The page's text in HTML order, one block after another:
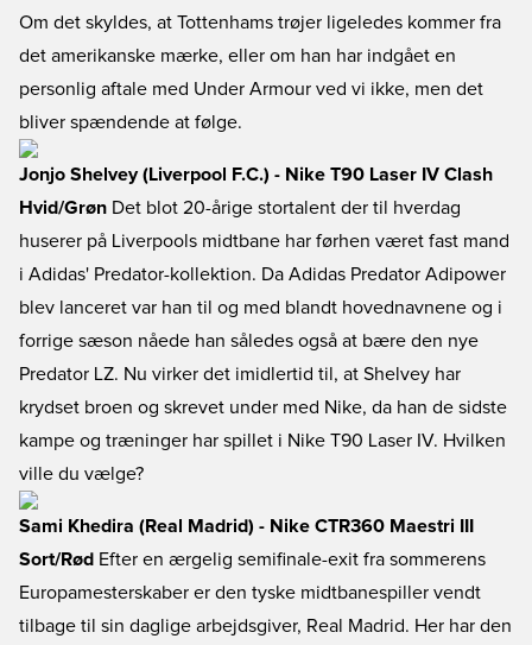
Om det skyldes, at Tottenhams trøjer ligeledes kommer fra
det amerikanske mærke, eller om han har indgået en
personlig aftale med Under Armour ved vi ikke, men det
bliver spændende at følge.
Jonjo Shelvey (Liverpool F.C.) - Nike T90 Laser IV Clash
Hvid/Grøn Det blot 20-årige stortalent der til hverdag
huserer på Liverpools midtbane har førhen været fast mand
i Adidas' Predator-kollektion. Da Adidas Predator Adipower
blev lanceret var han til og med blandt hovednavnene og i
forrige sæson nåede han således også at bære den nye
Predator LZ. Nu virker det imidlertid til, at Shelvey har
krydset broen og skrevet under med Nike, da han de sidste
kampe og træninger har spillet i Nike T90 Laser IV. Hvilken
ville du vælge?
Sami Khedira (Real Madrid) - Nike CTR360 Maestri III
Sort/Rød Efter en ærgelig semifinale-exit fra sommerens
Europamesterskaber er den tyske midtbanespiller vendt
tilbage til sin daglige arbejdsgiver, Real Madrid. Her har den